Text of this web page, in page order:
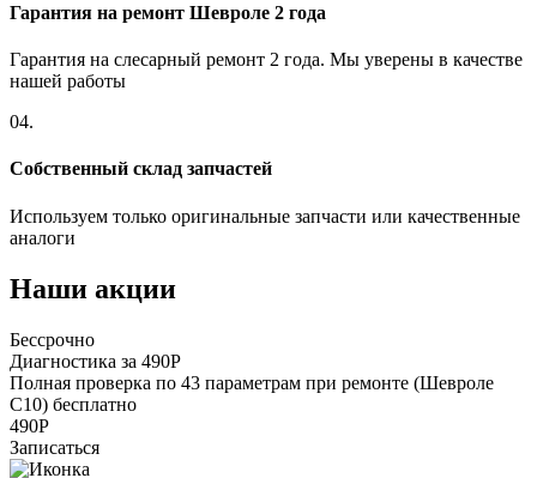
Гарантия на ремонт Шевроле 2 года
Гарантия на слесарный ремонт 2 года. Мы уверены в качестве
нашей работы
04.
Собственный склад запчастей
Используем только оригинальные запчасти или качественные
аналоги
Наши акции
Бессрочно
Диагностика за 490Р
Полная проверка по 43 параметрам при ремонте (Шевроле
С10) бесплатно
490Р
Записаться